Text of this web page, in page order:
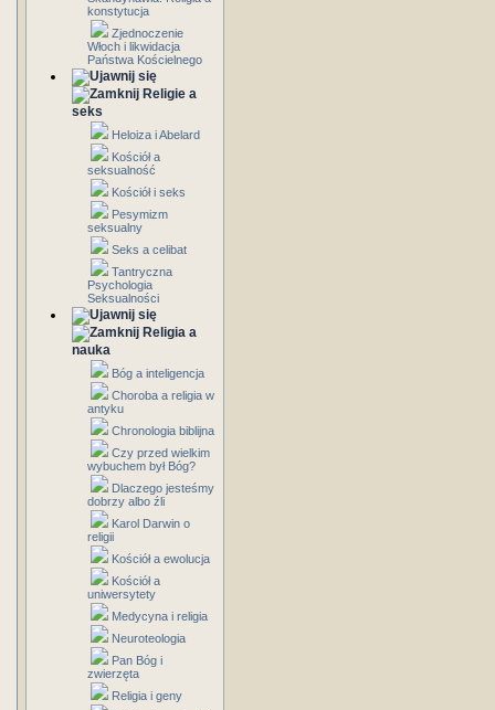
konstytucja
Zjednoczenie
Włoch i likwidacja
Państwa Kościelnego
Religie a
seks
Heloiza i Abelard
Kościół a
seksualność
Kościół i seks
Pesymizm
seksualny
Seks a celibat
Tantryczna
Psychologia
Seksualności
Religia a
nauka
Bóg a inteligencja
Choroba a religia w
antyku
Chronologia biblijna
Czy przed wielkim
wybuchem był Bóg?
Dlaczego jesteśmy
dobrzy albo źli
Karol Darwin o
religii
Kościół a ewolucja
Kościół a
uniwersytety
Medycyna i religia
Neuroteologia
Pan Bóg i
zwierzęta
Religia i geny